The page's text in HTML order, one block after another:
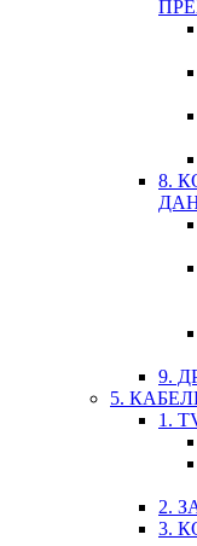
8.
9.
5.
1.
2.
3.